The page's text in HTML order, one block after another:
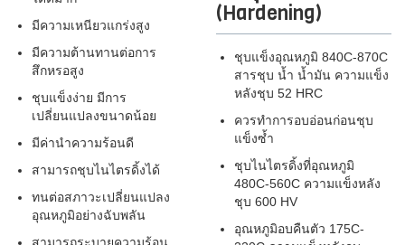
มีความเหนียวแกร่งสูง
มีความต้านทานต่อการ
สึกหรอสูง
ชุบแข็งง่าย มีการ
เปลี่ยนแปลงขนาดน้อย
มีค่านำความร้อนดี
สามารถชุบไนไตรดิ้งได้
ทนต่อสภาวะเปลี่ยนแปลง
อุณหภูมิอย่างฉับพลัน
สามารถระบายความร้อน
(Hardening)
ชุบแข็งอุณหภูมิ 840C-870C
สารชุบ น้ำ น้ำมัน ความแข็ง
หลังชุบ 52 HRC
ควรทำการอบอ่อนก่อนชุบ
แข็งซ้ำ
ชุบไนไตรดิ้งที่อุณหภูมิ
480C-560C ความแข็งหลัง
ชุบ 600 HV
อุณหภูมิอบคืนตัว 175C-